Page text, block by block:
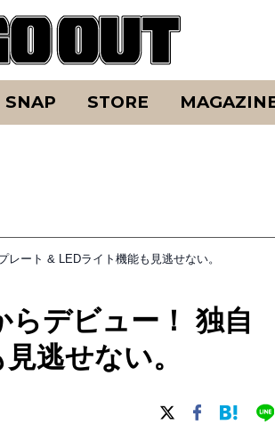
SNAP STORE
ート & LEDライト機能も見逃せない。
デビュー！ 独自
逃せない。